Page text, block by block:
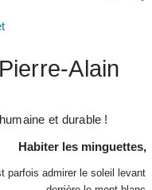
Alain
et durable !
Habiter les minguettes,
parfois admirer le soleil levant